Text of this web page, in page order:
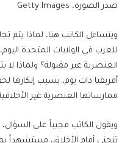
صدر الصورة، Getty Images
ويتساءل الكاتب هنا، لماذا يتم
للعرب في الولايات المتحدة
العنصرية غير مقبولة؟ ولماذا
أفريقيا ذات يوم، بسبب
ممارساتها العنصرية غير
ويقول الكاتب مجيباً على السؤال،
تنحني أمام الأخلاق، مستشهداً